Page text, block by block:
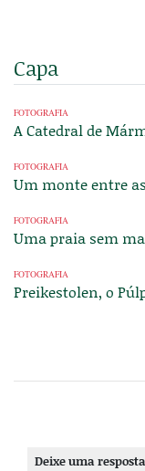
Capa
FOTOGRAFIA
A Catedral de
FOTOGRAFIA
Um monte entre
FOTOGRAFIA
Uma praia sem
FOTOGRAFIA
Preikestolen, o
Deixe uma resposta